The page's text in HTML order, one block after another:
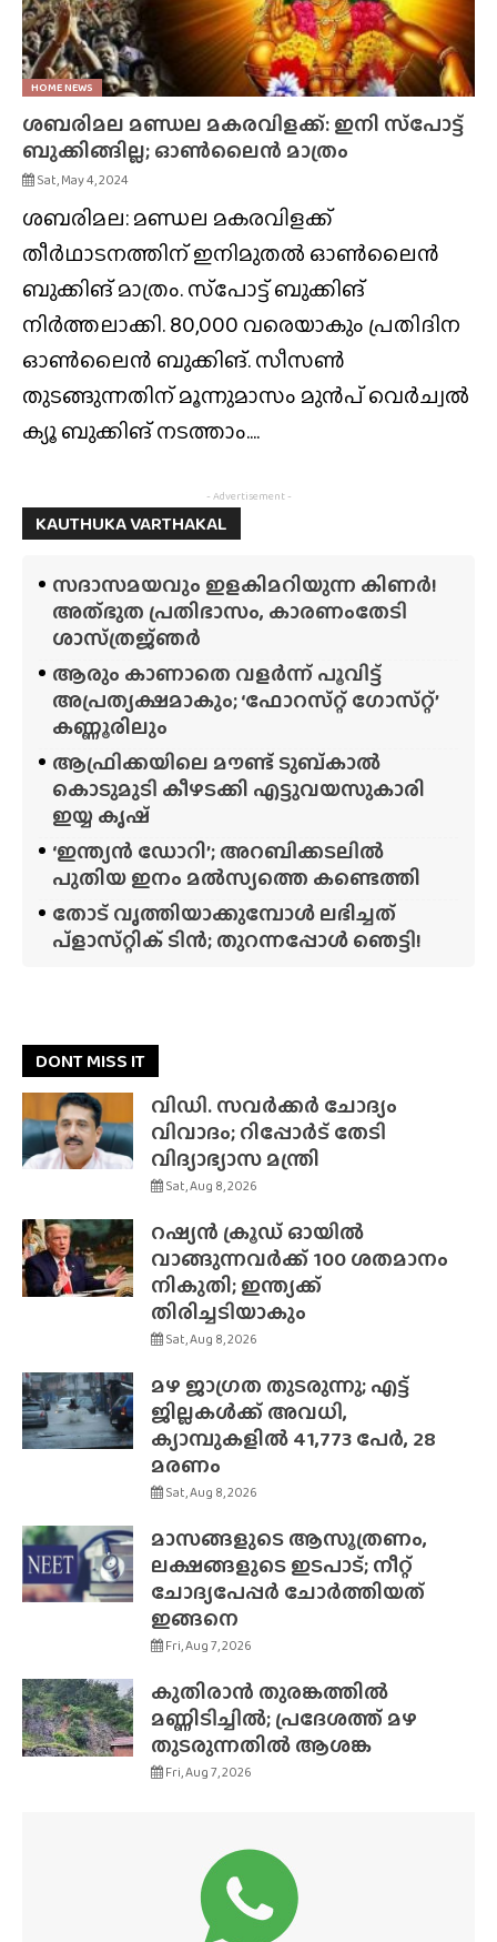
HOME NEWS
ശബരിമല മണ്ഡല മകരവിളക്ക്: ഇനി സ്‌പോട്ട്
ബുക്കിങ്ങില്ല; ഓൺലൈൻ മാത്രം
Sat, May 4, 2024
ശബരിമല: മണ്ഡല മകരവിളക്ക്
തീർഥാടനത്തിന് ഇനിമുതൽ ഓൺലൈൻ
ബുക്കിങ് മാത്രം. സ്‌പോട്ട് ബുക്കിങ്
നിർത്തലാക്കി. 80,000 വരെയാകും പ്രതിദിന
ഓൺലൈൻ ബുക്കിങ്. സീസൺ
തുടങ്ങുന്നതിന് മൂന്നുമാസം മുൻപ് വെർച്വൽ
ക്യൂ ബുക്കിങ് നടത്താം....
- Advertisement -
KAUTHUKA VARTHAKAL
സദാസമയവും ഇളകിമറിയുന്ന കിണർ!
അത്‌ഭുത പ്രതിഭാസം, കാരണംതേടി
ശാസ്‌ത്രജ്‌ഞർ
ആരും കാണാതെ വളർന്ന് പൂവിട്ട്
അപ്രത്യക്ഷമാകും; ‘ഫോറസ്‌റ്റ്‌ ഗോസ്‌റ്റ്’
കണ്ണൂരിലും
ആഫ്രിക്കയിലെ മൗണ്ട് ടുബ്‌കാൽ
കൊടുമുടി കീഴടക്കി എട്ടുവയസുകാരി
ഇയ്യ കൃഷ്
‘ഇന്ത്യൻ ഡോറി’; അറബിക്കടലിൽ
പുതിയ ഇനം മൽസ്യത്തെ കണ്ടെത്തി
തോട് വൃത്തിയാക്കുമ്പോൾ ലഭിച്ചത്
പ്‌ളാസ്‌റ്റിക് ടിൻ; തുറന്നപ്പോൾ ഞെട്ടി!
DONT MISS IT
വിഡി. സവർക്കർ ചോദ്യം
വിവാദം; റിപ്പോർട് തേടി
വിദ്യാഭ്യാസ മന്ത്രി
Sat, Aug 8, 2026
റഷ്യൻ ക്രൂഡ് ഓയിൽ
വാങ്ങുന്നവർക്ക് 100 ശതമാനം
നികുതി; ഇന്ത്യക്ക്
തിരിച്ചടിയാകും
Sat, Aug 8, 2026
മഴ ജാഗ്രത തുടരുന്നു; എട്ട്
ജില്ലകൾക്ക് അവധി,
ക്യാമ്പുകളിൽ 41,773 പേർ, 28
മരണം
Sat, Aug 8, 2026
മാസങ്ങളുടെ ആസൂത്രണം,
ലക്ഷങ്ങളുടെ ഇടപാട്; നീറ്റ്
ചോദ്യപേപ്പർ ചോർത്തിയത്
ഇങ്ങനെ
Fri, Aug 7, 2026
കുതിരാൻ തുരങ്കത്തിൽ
മണ്ണിടിച്ചിൽ; പ്രദേശത്ത് മഴ
തുടരുന്നതിൽ ആശങ്ക
Fri, Aug 7, 2026